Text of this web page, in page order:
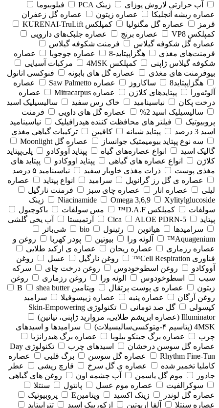
آب حرارتی لاروش پوزای
زینک PCA
فیلوبیوما
عصاره ریشه آنجلیکا
عصاره زیتون
عصاره گل زعفران
قرمز
عصاره گل مگنولیا
کمپلکس KURENAI-TruLift
کمپلکس VP8
عصاره برنج
عصاره جلبک‌های دارویی
عصاره گل شکوفه گیلاس
فرمنت شکوفه گیلاس
فرمنت‌های مغذی
هگزاپپتاید-8 عصاره جوجوبا
عصاره
شکوفه گیلاس ژاپنی
کمپلکس 4MSK
مرکبات آسیایی
بیوفرمنت های مغذی
عصاره گل های بابونه
فنوکسی اتانول
هگزاپپتاید8
ساکاروز عصاره Saw Palmetto
عصاره
آلوئه‌ورا
پپتایدهای کلاژن عصاره Mitracarpus
عصاره
درخت پکان
نیاسینامید خاک رس سفید
سالیسیلیک اسید
سالیسیلیک اسید 2%
عصاره گل های داویی
فرمنت
پروبیوتیک
فیلتر های محافظت کننده هیدرافیلیک
نیاسینامید
اسید 3 درصد
پپتاید شبانه کافیین
ترکیبات گیاهی مغذی
سه نوع پپتاید بیومیمتیک جوانساز
عصاره گل Moonlight
گالیک اسید
انواع عصاره‌های گیاه پپتاید آووکادو
پلی‌پپتاید
کلاژن
انواع عصاره های گیاهی پپتاید اووکادو
پپتاید های
مغذی پوست
ذرات مغذی خاویار سفید
نیاسینامید ۵ درصد
عصاره ی گل رز گرانویل
سرامید انواع پپتاید
عصاره
لیلی
عصاره انار عصاره چای سبز
فرمنت نارگیل
Niacinamide
Omega 3,6,9 Xylitylglucoside
زینک
سولفات
کمپلکس D.A.F™ مس سولفات
باکوچیول
پپتاید
5-Cica
ALOE PDRN آرتمیستا
آب یخی گلشی
سرامیدها
هیاتوین رتینول bio
شی‌باتر
Aquagenium™
آلوئه ورا بیوتین پودر کهربا
روغن و
عصاره رزماری
عصاره ریحان
عصاره ی ارکید طلایی
فناوری Cell Respiration™
روغن نارگیل عسل
روغن
آووکادو
روغن اسطوخودوس روغن درخت چای
سرکه
سیب
اسطوخودوس الوئه ورا روغن رزماری
روغن
زیتون
عصاره ی پوست پرتقال ویتامین Bshea butter
روغن آرگان
عصاره پنبه عصاره ژیپسوفیلا
سرامید
کپسولی
گل صد تومانی
تکنولوژی Skin-Empowering
Illuminator (عصاره ابریشم طلایی، مروارید ژاپنی، تیانین)
4MSK (پتاسیم ۴‑مِتوکسی‌سالیسیلات)
سرامیدها و اسیدهای
چرب
عصاره برگ جینکو بیلوبا
عصاره برگ هیدرانژیا
عصاره گل سوسن درخشان
اسیدهای چرب
تکنولوژی Day
Rhythm Fine‑Tun
عصاره گل سوسن برگ قلبی
عصاره
کاملیا تخمیر شده
عصاره ی گل سرخ قارچ ریشی
عطر
جادور
موم گل یاسمن آب چشمه اون
روغن های گیاهی
سوکرالفیت
عصاره موم عسل پانتول
سنتلا
عصاره گل لوندر
زینک اکسید ویتامینE
پروبیوتیک
عصاره سنتلا
آلفا اربوتین ازکوربیک اسید تتراپپتاید